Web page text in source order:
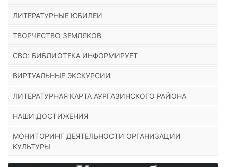
ЛИТЕРАТУРНЫЕ ЮБИЛЕИ
ТВОРЧЕСТВО ЗЕМЛЯКОВ
СВО: БИБЛИОТЕКА ИНФОРМИРУЕТ
ВИРТУАЛЬНЫЕ ЭКСКУРСИИ
ЛИТЕРАТУРНАЯ КАРТА АУРГАЗИНСКОГО РАЙОНА
НАШИ ДОСТИЖЕНИЯ
МОНИТОРИНГ ДЕЯТЕЛЬНОСТИ ОРГАНИЗАЦИИ
КУЛЬТУРЫ